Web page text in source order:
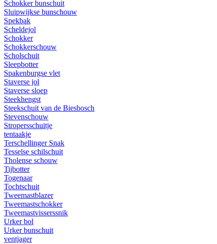
Schokker bunschuit
Sluipwijkse bunschouw
Spekbak
Scheldejol
Schokker
Schokkerschouw
Scholschuit
Sleepbotter
Spakenburgse vlet
Staverse jol
Staverse sloep
Steekhengst
Steekschuit van de Biesbosch
Stevenschouw
Stropersschuitje
tentaakje
Terschellinger Snak
Tesselse schilschuit
Tholense schouw
Tijbotter
Togenaar
Tochtschuit
Tweemastblazer
Tweemastschokker
Tweemastvisserssnik
Urker bol
Urker bunschuit
ventjager